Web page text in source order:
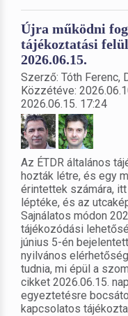
Újra működni
tájékoztatási
2026.06.15.
Szerző: Tóth Ferenc,
Közzétéve:
2026.06.15. 17:24
Az ÉTDR általános
hozták létre, és egy
érintettek számára,
léptéke, és az
Sajnálatos módon
tájékozódási
június 5-én
nyilvános
tudnia, mi épül a
cikket 2026.06.15.
egyeztetésre
kapcsolatos